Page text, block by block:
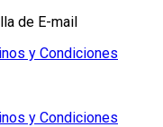
de E-mail
y Condiciones
y Condiciones